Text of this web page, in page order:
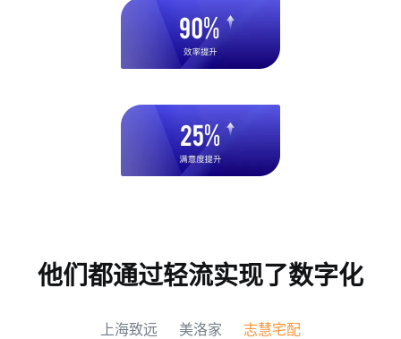
他们都通过轻流实现了数字化
上海致远 美洛家 志慧宅配